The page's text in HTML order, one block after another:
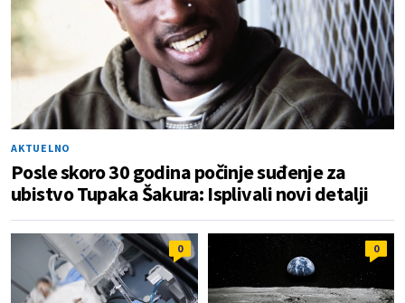
AKTUELNO
Posle skoro 30 godina počinje suđenje za
ubistvo Tupaka Šakura: Isplivali novi detalji
0 0